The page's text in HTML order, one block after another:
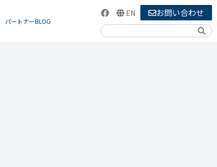
パートナーBLOG
EN お問い合わせ
検索